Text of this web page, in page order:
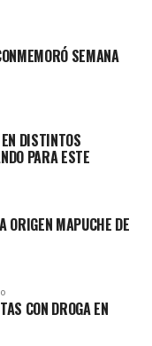
SEMANA
DISTINTOS
PARA ESTE
ORIGEN MAPUCHE DE
CON DROGA EN